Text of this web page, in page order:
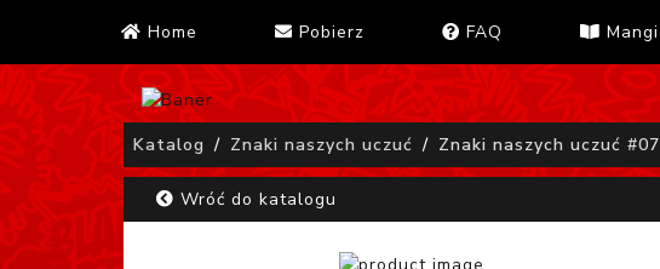
Home Pobierz FAQ Mangi
Katalog Znaki naszych uczuć Znaki naszych uczuć #07
Wróć do katalogu